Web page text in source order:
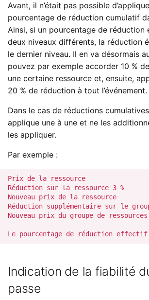
Avant, il n’était pas possible
pourcentage de réduction cumulatif
Ainsi, si un pourcentage de réduction
deux niveaux différents, la réduction
le dernier niveau. Il en va désormais
pouvez par exemple accorder 10 %
une certaine ressource et, ensuite,
20 % de réduction à tout l’événement.
Dans le cas de réductions
applique une à une et ne les
les appliquer.
Par exemple :
Prix de la ressource
Réduction sur la ressource 3
Nouveau prix de la ressource
Réduction supplémentaire sur le
Nouveau prix du groupe de
Indication de la fiabilité
passe